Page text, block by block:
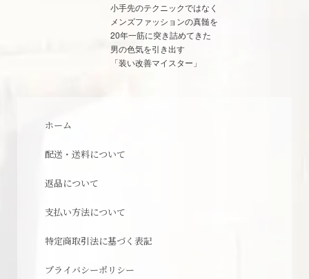
小手先のテクニックではなく
メンズファッションの真髄を
20年一筋に突き詰めてきた
男の色気を引き出す
「装い改善マイスター」
ホーム
配送・送料について
返品について
支払い方法について
特定商取引法に基づく表記
プライバシーポリシー